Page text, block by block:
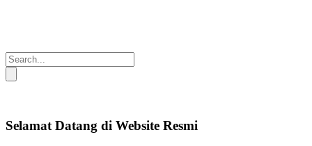
Selamat Datang di Website Resmi